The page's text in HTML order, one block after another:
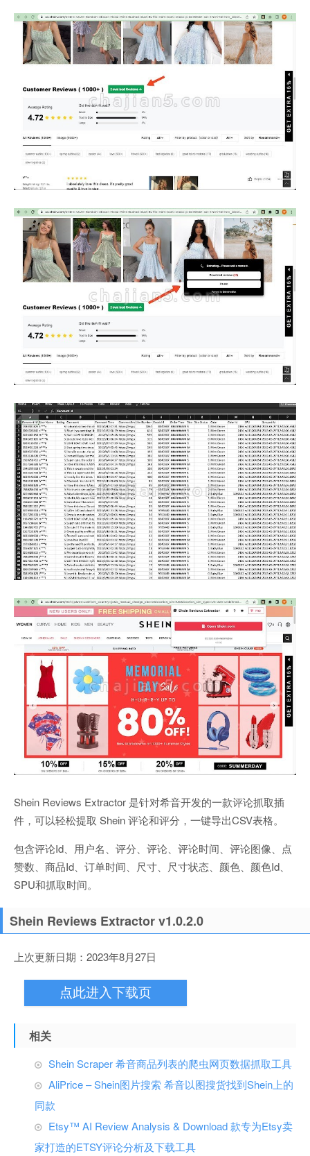
Shein Reviews Extractor 是针对希音开发的一款评论抓取插
件，可以轻松提取 Shein 评论和评分，一键导出CSV表格。
包含评论Id、用户名、评分、评论、评论时间、评论图像、点
赞数、商品Id、订单时间、尺寸、尺寸状态、颜色、颜色Id、
SPU和抓取时间。
Shein Reviews Extractor v1.0.2.0
上次更新日期：2023年8月27日
点此进入下载页
相关
Shein Scraper 希音商品列表的爬虫网页数据抓取工具
AliPrice – Shein图片搜索 希音以图搜货找到Shein上的
同款
Etsy™ AI Review Analysis & Download 款专为Etsy卖
家打造的ETSY评论分析及下载工具